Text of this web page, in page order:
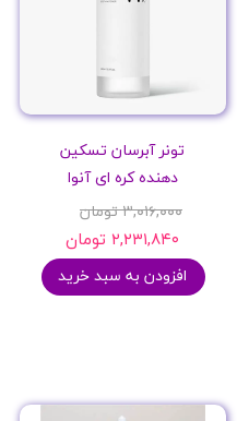
تونر آبرسان تسکین
دهنده کره ای آنوا
۳,۰۱۶,۰۰۰ تومان
۲,۲۳۱,۸۴۰ تومان
افزودن به سبد خرید